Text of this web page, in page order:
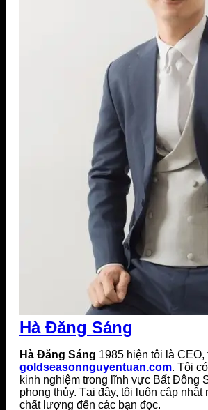
Hà Đăng Sáng
Hà Đăng Sáng 1985 hiện tôi là
goldseasonnguyentuan.com. Tôi
kinh nghiệm trong lĩnh vực Bất Đông
phong thủy. Tại đây, tôi luôn cập nhật
chất lượng đến các bạn đọc.